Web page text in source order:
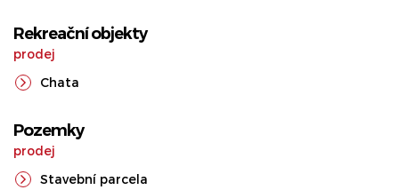
Rekreační objekty
prodej
Chata
Pozemky
prodej
Stavební parcela